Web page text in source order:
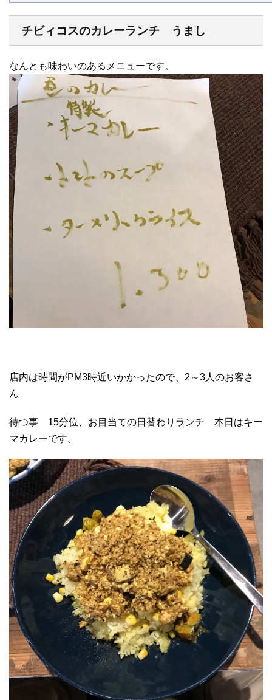
チビィコスのカレーランチ うまし
なんとも味わいのあるメニューです。
店内は時間がPM3時近いかかったので、2～3人のお客さ
ん
待つ事 15分位、お目当ての日替わりランチ 本日はキー
マカレーです。